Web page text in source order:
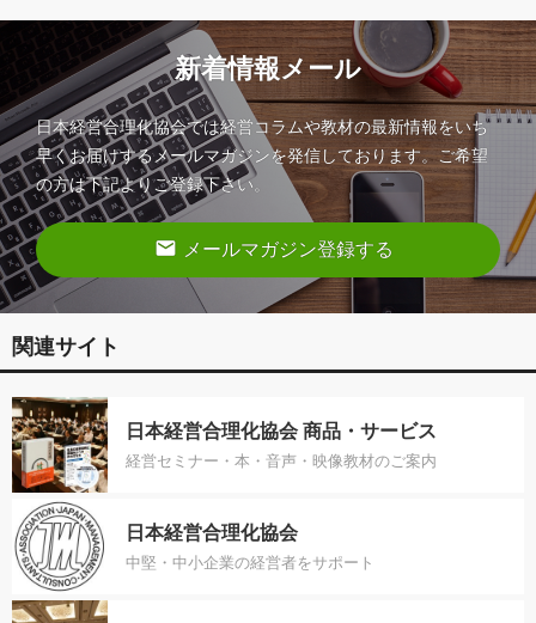
新着情報メール
日本経営合理化協会では経営コラムや教材の最新情報をいち
早くお届けするメールマガジンを発信しております。ご希望
の方は下記よりご登録下さい。
email メールマガジン登録する
関連サイト
日本経営合理化協会 商品・サービス
経営セミナー・本・音声・映像教材のご案内
日本経営合理化協会
中堅・中小企業の経営者をサポート